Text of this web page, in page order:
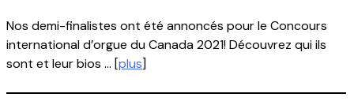
Nos demi-finalistes ont été annoncés pour le Concours
international d’orgue du Canada 2021! Découvrez qui ils
sont et leur bios … [plus]